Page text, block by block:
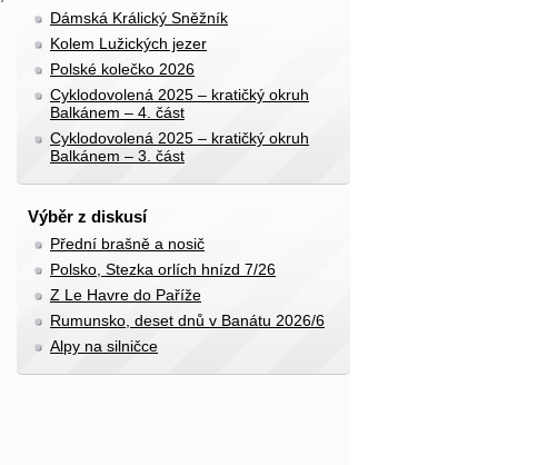
Dámská Králický Sněžník
Kolem Lužických jezer
Polské kolečko 2026
Cyklodovolená 2025 – kratičký okruh
Balkánem – 4. část
Cyklodovolená 2025 – kratičký okruh
Balkánem – 3. část
Výběr z diskusí
Přední brašně a nosič
Polsko, Stezka orlích hnízd 7/26
Z Le Havre do Paříže
Rumunsko, deset dnů v Banátu 2026/6
Alpy na silničce